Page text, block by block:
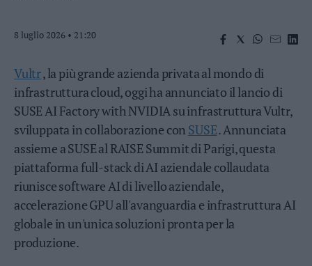
Business
Trento
Rovereto
Pergine
–
Arco
Basso
Sarca
Ledro
Lavis
8 luglio 2026 • 21:20
Vultr, la più grande azienda privata al mondo di
infrastruttura cloud, oggi ha annunciato il lancio di
SUSE AI Factory with NVIDIA su infrastruttura Vultr,
sviluppata in collaborazione con SUSE. Annunciata
assieme a SUSE al RAISE Summit di Parigi, questa
piattaforma full-stack di AI aziendale collaudata
riunisce software AI di livello aziendale,
accelerazione GPU all'avanguardia e infrastruttura AI
globale in un'unica soluzioni pronta per la
produzione.